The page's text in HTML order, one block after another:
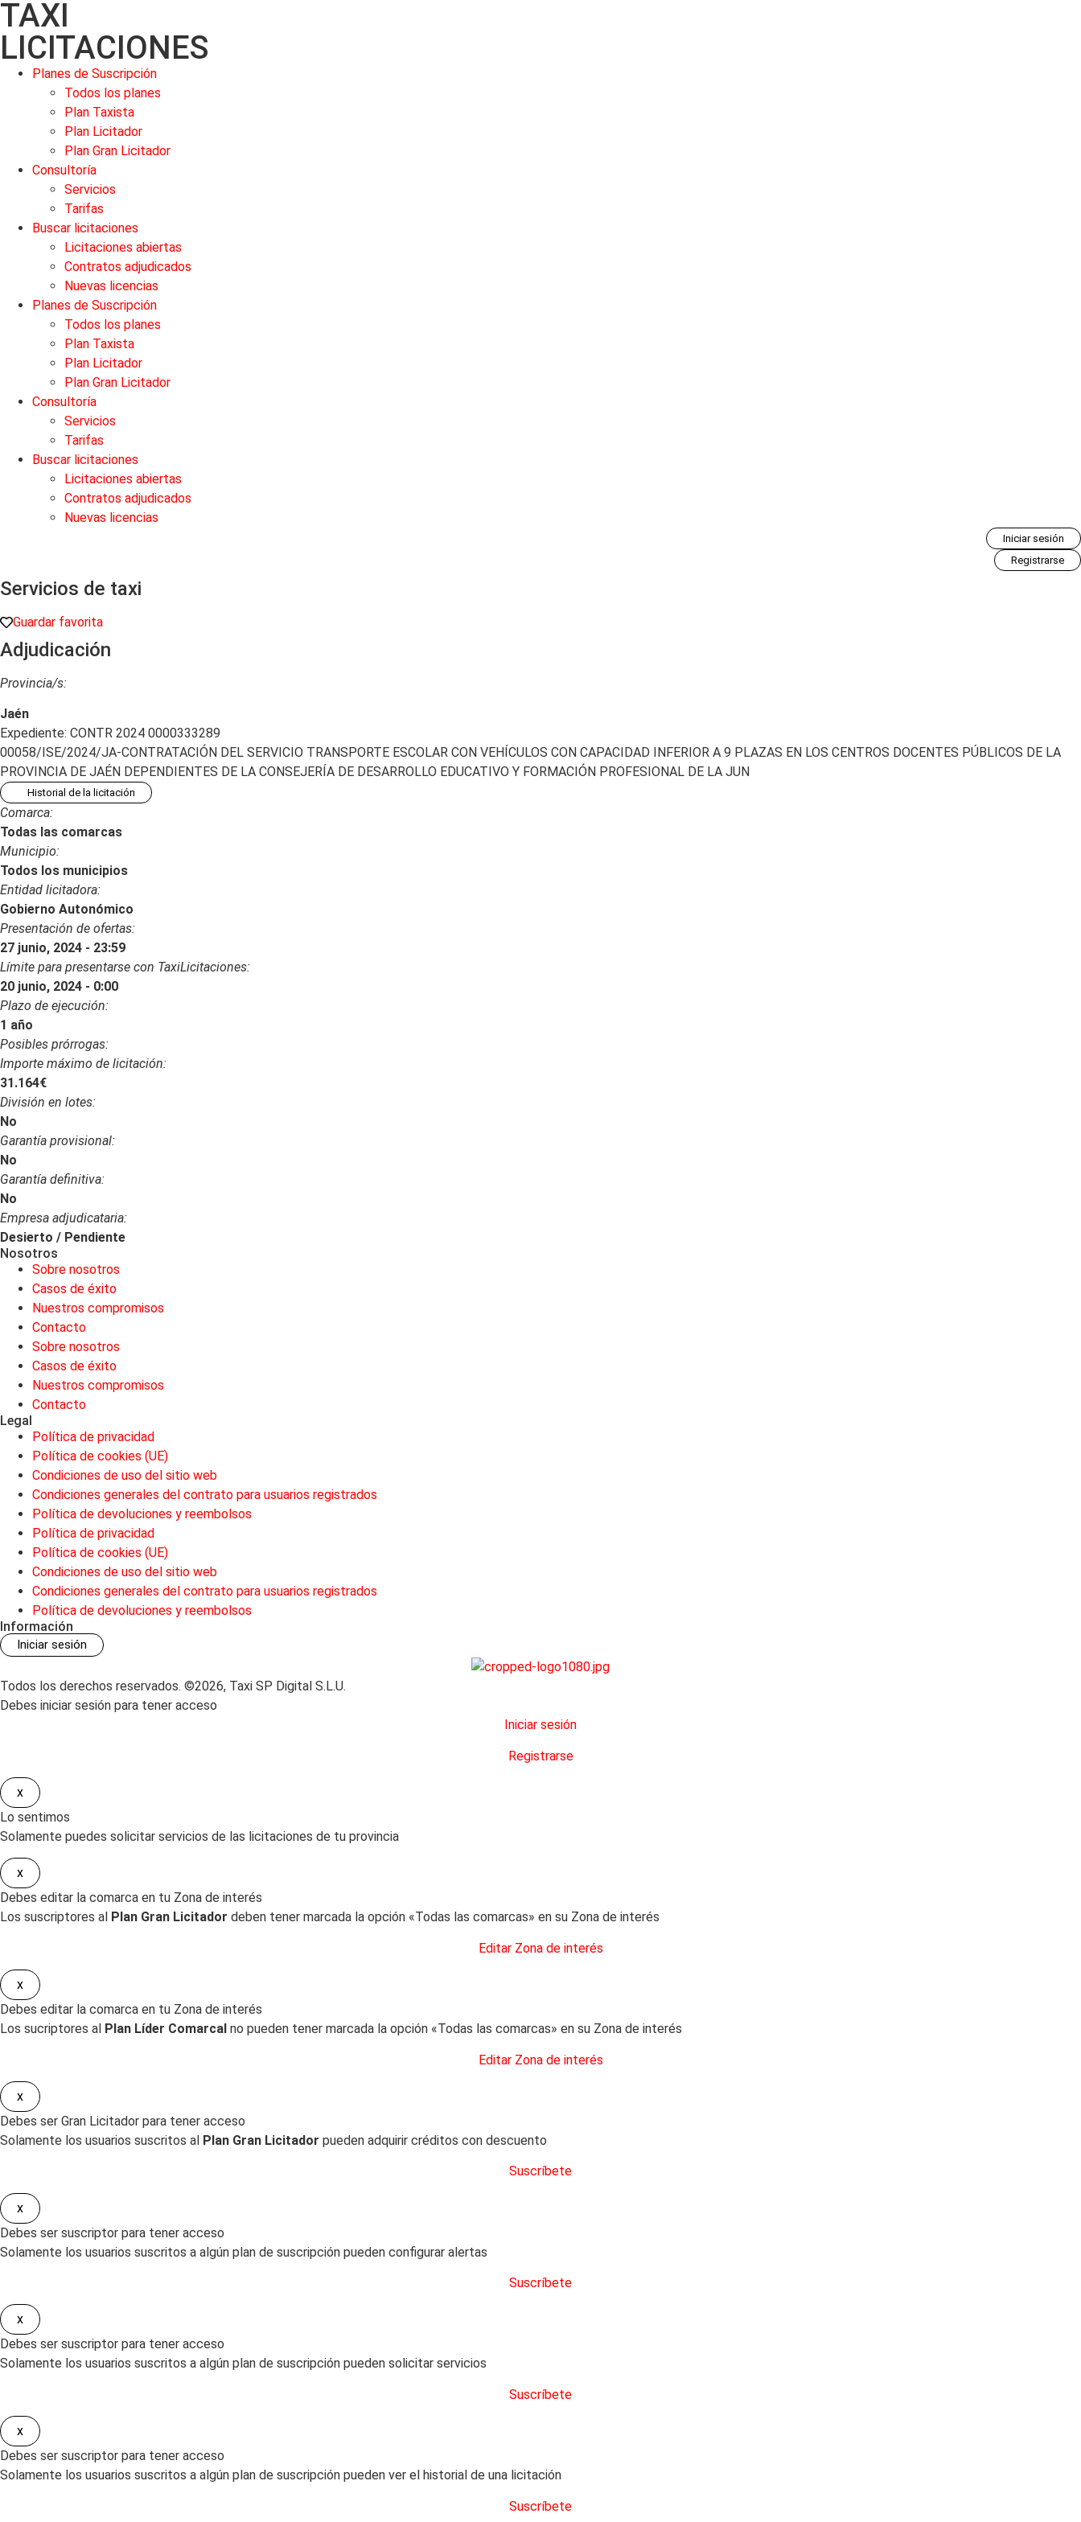
TAXI
LICITACIONES
Planes de Suscripción
Todos los planes
Plan Taxista
Plan Licitador
Plan Gran Licitador
Consultoría
Servicios
Tarifas
Buscar licitaciones
Licitaciones abiertas
Contratos adjudicados
Nuevas licencias
Planes de Suscripción
Todos los planes
Plan Taxista
Plan Licitador
Plan Gran Licitador
Consultoría
Servicios
Tarifas
Buscar licitaciones
Licitaciones abiertas
Contratos adjudicados
Nuevas licencias
Iniciar sesión
Registrarse
Servicios de taxi
Guardar favorita
Adjudicación
Provincia/s:
Jaén
Expediente: CONTR 2024 0000333289
00058/ISE/2024/JA-CONTRATACIÓN DEL SERVICIO TRANSPORTE ESCOLAR CON VEHÍCULOS CON CAPACIDAD INFERIOR A 9 PLAZAS EN LOS CENTROS DOCENTES PÚBLICOS DE LA
PROVINCIA DE JAÉN DEPENDIENTES DE LA CONSEJERÍA DE DESARROLLO EDUCATIVO Y FORMACIÓN PROFESIONAL DE LA JUN
Historial de la licitación
Comarca:
Todas las comarcas
Municipio:
Todos los municipios
Entidad licitadora:
Gobierno Autonómico
Presentación de ofertas:
27 junio, 2024 - 23:59
Límite para presentarse con TaxiLicitaciones:
20 junio, 2024 - 0:00
Plazo de ejecución:
1 año
Posibles prórrogas:
Importe máximo de licitación:
31.164€
División en lotes:
No
Garantía provisional:
No
Garantía definitiva:
No
Empresa adjudicataria:
Desierto / Pendiente
Nosotros
Sobre nosotros
Casos de éxito
Nuestros compromisos
Contacto
Sobre nosotros
Casos de éxito
Nuestros compromisos
Contacto
Legal
Política de privacidad
Política de cookies (UE)
Condiciones de uso del sitio web
Condiciones generales del contrato para usuarios registrados
Política de devoluciones y reembolsos
Política de privacidad
Política de cookies (UE)
Condiciones de uso del sitio web
Condiciones generales del contrato para usuarios registrados
Política de devoluciones y reembolsos
Información
Iniciar sesión
Todos los derechos reservados. ©2026, Taxi SP Digital S.L.U.
Debes iniciar sesión para tener acceso
Iniciar sesión
Registrarse
x
Lo sentimos
Solamente puedes solicitar servicios de las licitaciones de tu provincia
x
Debes editar la comarca en tu Zona de interés
Los suscriptores al Plan Gran Licitador deben tener marcada la opción «Todas las comarcas» en su Zona de interés
Editar Zona de interés
x
Debes editar la comarca en tu Zona de interés
Los sucriptores al Plan Líder Comarcal no pueden tener marcada la opción «Todas las comarcas» en su Zona de interés
Editar Zona de interés
x
Debes ser Gran Licitador para tener acceso
Solamente los usuarios suscritos al Plan Gran Licitador pueden adquirir créditos con descuento
Suscríbete
x
Debes ser suscriptor para tener acceso
Solamente los usuarios suscritos a algún plan de suscripción pueden configurar alertas
Suscríbete
x
Debes ser suscriptor para tener acceso
Solamente los usuarios suscritos a algún plan de suscripción pueden solicitar servicios
Suscríbete
x
Debes ser suscriptor para tener acceso
Solamente los usuarios suscritos a algún plan de suscripción pueden ver el historial de una licitación
Suscríbete